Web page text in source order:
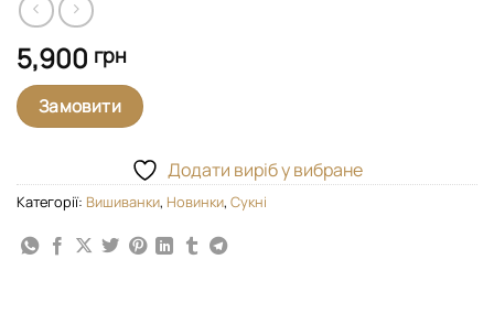
5,900 грн
Замовити
Додати виріб у вибране
Категорії: Вишиванки, Новинки, Сукні